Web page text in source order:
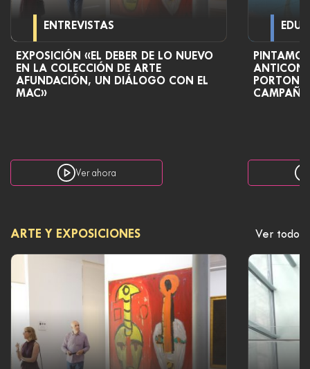
ENTREVISTAS
EXPOSICIÓN «EL DEBER DE LO NUEVO
EN LA COLECCIÓN DE ARTE
AFUNDACIÓN, UN DIÁLOGO CON EL
MAC»
Ver ahora
ARTE Y EXPOSICIONES Ver todo